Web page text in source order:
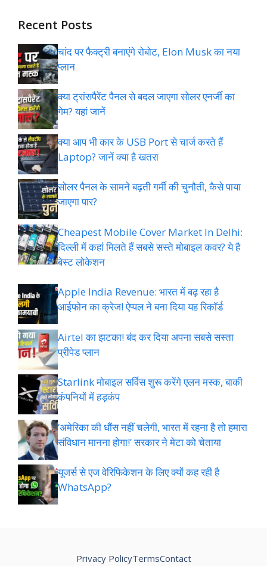
Recent Posts
चांद पर फैक्ट्री बनाएंगे रोबोट, Elon Musk का नया
प्लान
क्या ट्रांसपैरेंट पैनल से बदल जाएगा सोलर एनर्जी का
गेम? यहां जानें
क्या आप भी कार के USB Port से चार्ज करते हैं
Laptop? जानें क्या है खतरा
सोलर पैनल के सामने बढ़ती गर्मी की चुनौती, कैसे पाया
जाएगा पार?
Cheapest Mobile Cover Market In Delhi:
दिल्ली में कहां मिलते हैं सबसे सस्ते मोबाइल कवर? ये है
बेस्ट लोकेशन
Apple India Revenue: भारत में बढ़ रहा है
आईफोन का क्रेज! ऐप्पल ने बना दिया यह रिकॉर्ड
Airtel का झटका! बंद कर दिया अपना सबसे सस्ता
प्रीपेड प्लान
Starlink मोबाइल सर्विस शुरू करेंगे एलन मस्क, बाकी
कंपनियों में हड़कंप
‘अमेरिका की धौंस नहीं चलेगी, भारत में रहना है तो हमारा
संविधान मानना होगा!’ सरकार ने मेटा को चेताया
यूजर्स से एज वेरिफिकेशन के लिए क्यों कह रही है
WhatsApp?
Privacy PolicyTermsContact